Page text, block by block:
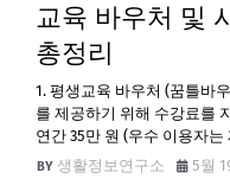
교육 바우처 및
총정리
1. 평생교육 바우처 (꿈틀바
를 제공하기 위해 수강료를
연간 35만 원 (우수 이용자
생활정보연구소
5월